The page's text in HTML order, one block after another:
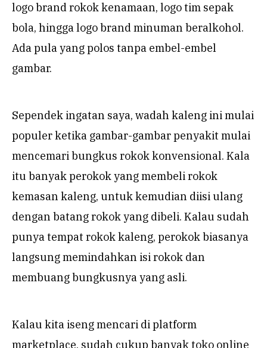
logo brand rokok kenamaan, logo tim sepak
bola, hingga logo brand minuman beralkohol.
Ada pula yang polos tanpa embel-embel
gambar.
Sependek ingatan saya, wadah kaleng ini mulai
populer ketika gambar-gambar penyakit mulai
mencemari bungkus rokok konvensional. Kala
itu banyak perokok yang membeli rokok
kemasan kaleng, untuk kemudian diisi ulang
dengan batang rokok yang dibeli. Kalau sudah
punya tempat rokok kaleng, perokok biasanya
langsung memindahkan isi rokok dan
membuang bungkusnya yang asli.
Kalau kita iseng mencari di platform
marketplace, sudah cukup banyak toko online